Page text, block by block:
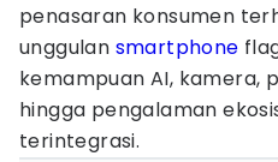
penasaran konsumen
unggulan smartphone
kemampuan AI, kamera,
hingga pengalaman
terintegrasi.